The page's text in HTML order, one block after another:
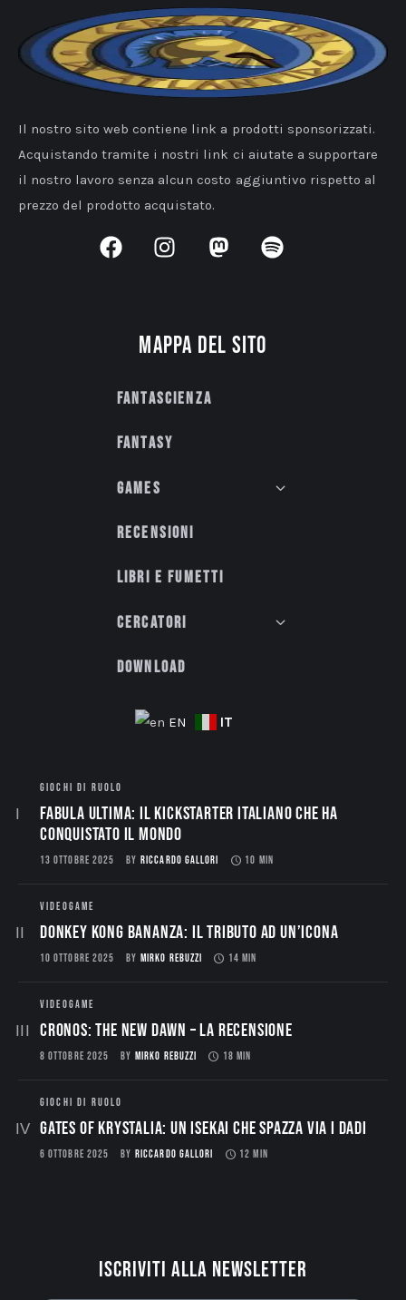
Il nostro sito web contiene link a prodotti sponsorizzati.
Acquistando tramite i nostri link ci aiutate a supportare
il nostro lavoro senza alcun costo aggiuntivo rispetto al
prezzo del prodotto acquistato.
Mappa del sito
Fantascienza
Fantasy
Games
Recensioni
Libri e fumetti
Cercatori
Download
EN IT
GIOCHI DI RUOLO
Fabula Ultima: il Kickstarter italiano che ha
conquistato il mondo
13 OTTOBRE 2025 BY RICCARDO GALLORI 10 MIN
VIDEOGAME
Donkey Kong Bananza: Il Tributo ad un’Icona
10 OTTOBRE 2025 BY MIRKO REBUZZI 14 MIN
VIDEOGAME
CRONOS: THE NEW DAWN – La Recensione
8 OTTOBRE 2025 BY MIRKO REBUZZI 18 MIN
GIOCHI DI RUOLO
Gates of Krystalia: Un Isekai che spazza via i dadi
6 OTTOBRE 2025 BY RICCARDO GALLORI 12 MIN
Iscriviti alla newsletter